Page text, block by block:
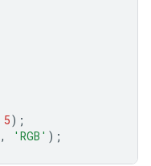
5);
, 'RGB' );